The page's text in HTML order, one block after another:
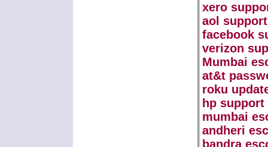
xero
aol support
facebook
verizon
Mumbai
at&t
roku
hp support
mumbai
andheri
bandra